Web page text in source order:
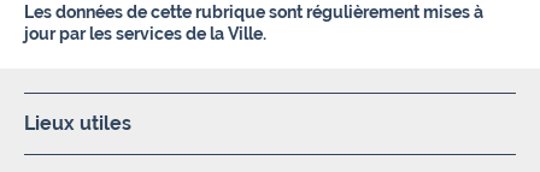
Les données de cette rubrique sont régulièrement mises à
jour par les services de la Ville.
Lieux utiles